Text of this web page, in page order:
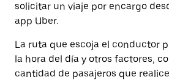
solicitar un viaje por encargo
app Uber.
La ruta que escoja el conductor
la hora del día y otros factores,
cantidad de pasajeros que